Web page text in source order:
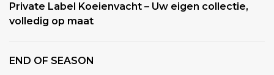
Private Label Koeienvacht – Uw eigen collectie,
volledig op maat
END OF SEASON